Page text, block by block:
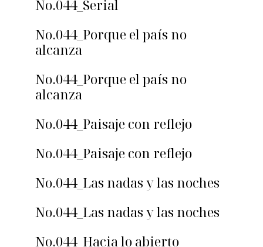
No.044_Serial
No.044_Porque el país no
alcanza
No.044_Porque el país no
alcanza
No.044_Paisaje con reflejo
No.044_Paisaje con reflejo
No.044_Las nadas y las noches
No.044_Las nadas y las noches
No.044_Hacia lo abierto